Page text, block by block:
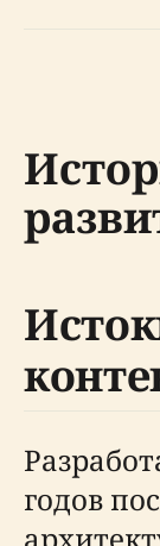
годов